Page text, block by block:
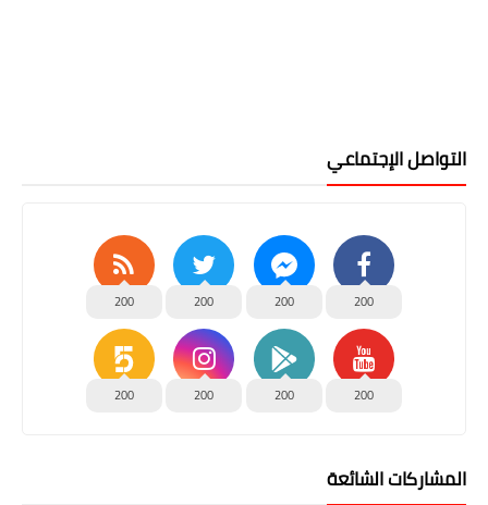
التواصل الإجتماعي
200
200
200
200
200
200
200
200
المشاركات الشائعة